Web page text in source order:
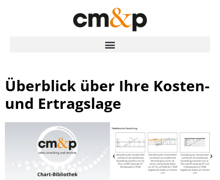
Überblick über Ihre Kosten-
und Ertragslage